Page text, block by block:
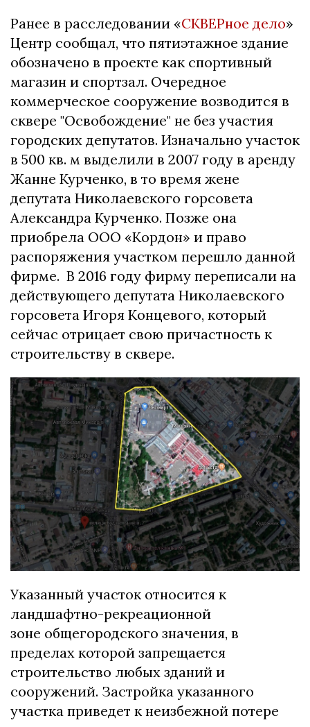
Ранее в расследовании «СКВЕРное дело»
Центр сообщал, что пятиэтажное здание
обозначено в проекте как спортивный
магазин и спортзал. Очередное
коммерческое сооружение возводится в
сквере "Освобождение" не без участия
городских депутатов. Изначально участок
в 500 кв. м выделили в 2007 году в аренду
Жанне Курченко, в то время жене
депутата Николаевского горсовета
Александра Курченко. Позже она
приобрела ООО «Кордон» и право
распоряжения участком перешло данной
фирме. В 2016 году фирму переписали на
действующего депутата Николаевского
горсовета Игоря Концевого, который
сейчас отрицает свою причастность к
строительству в сквере.
Указанный участок относится к
ландшафтно-рекреационной
зоне общегородского значения, в
пределах которой запрещается
строительство любых зданий и
сооружений. Застройка указанного
участка приведет к неизбежной потере